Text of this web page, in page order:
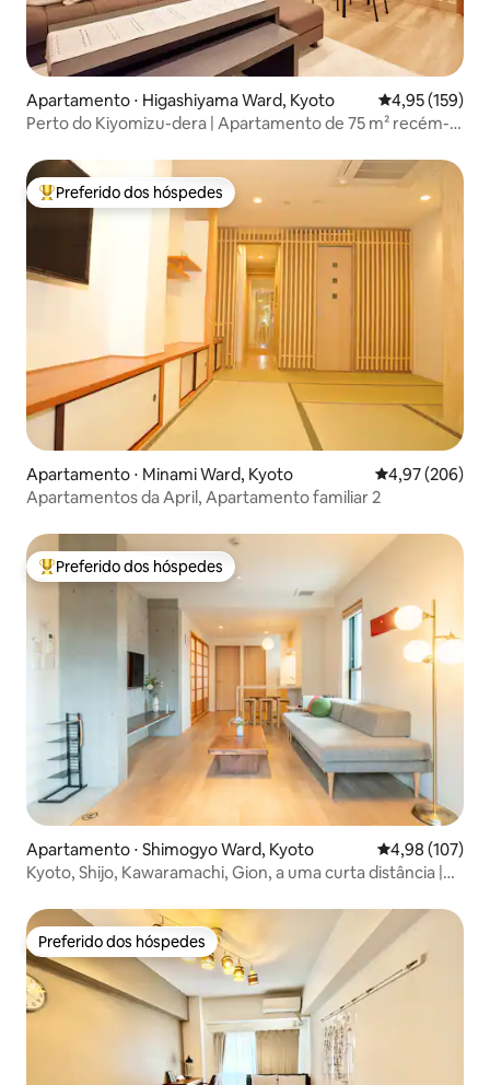
Apartamento ⋅ Higashiyama Ward, Kyoto 4,95 de uma
4,95 (159)
Perto do Kiyomizu-dera | Apartamento de 75 m² recém-
estar, para aluguel integral | A 10 minutos a pé da estação
Gion-Shijō | Acesso direto de ônibus à Estação de Quioto
Entre os melhores preferidos dos hóspedes
Preferido dos hóspedes
Apartamento ⋅ Minami Ward, Kyoto 4,97 de uma
4,97 (206)
Apartamentos da April, Apartamento familiar 2
Entre os melhores preferidos dos hóspedes
Preferido dos hóspedes
Apartamento ⋅ Shimogyo Ward, Kyoto 4,98 de uma
4,98 (107)
Kyoto, Shijo, Kawaramachi, Gion, a uma curta distância |
Depósito de bagagem OK | Elevador
Preferido dos hóspedes
Preferido dos hóspedes